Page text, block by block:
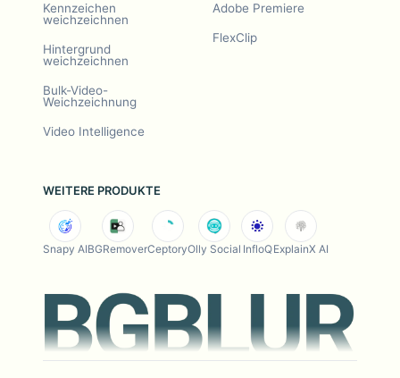
Kennzeichen
weichzeichnen
Hintergrund
weichzeichnen
Bulk-Video-
Weichzeichnung
Video Intelligence
Adobe Premiere
FlexClip
WEITERE PRODUKTE
Snapy AIBGRemoverCeptoryOlly Social InfloQExplainX AI